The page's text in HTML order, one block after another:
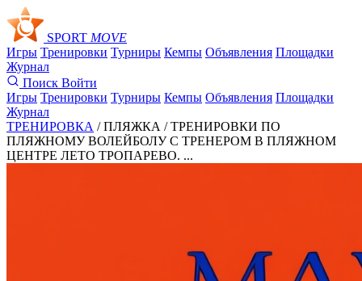
SPORT MOVE
Игры Тренировки Турниры Кемпы Объявления Площадки
Журнал
Поиск Войти
Игры Тренировки Турниры Кемпы Объявления Площадки
Журнал
ТРЕНИРОВКА / ПЛЯЖКА /ТРЕНИРОВКИ ПО
ПЛЯЖНОМУ ВОЛЕЙБОЛУ С ТРЕНЕРОМ В ПЛЯЖНОМ
ЦЕНТРЕ ЛЕТО ТРОПАРЕВО. ...